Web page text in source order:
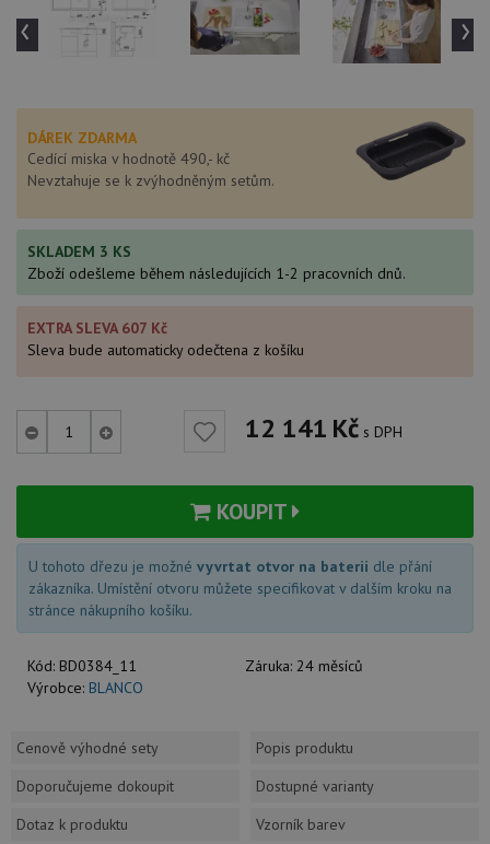
‹ ›
DÁREK ZDARMA
Cedící miska v hodnotě 490,- kč
Nevztahuje se k zvýhodněným setům.
SKLADEM 3 KS
Zboží odešleme během následujících 1-2 pracovních dnů.
EXTRA SLEVA 607 Kč
Sleva bude automaticky odečtena z košíku
12 141 Kč s DPH
KOUPIT
U tohoto dřezu je možné vyvrtat otvor na baterii dle přání
zákazníka. Umístění otvoru můžete specifikovat v dalším kroku na
stránce nákupního košíku.
Kód: BD0384_11 Záruka: 24 měsíců
Výrobce: BLANCO
Cenově výhodné sety
Popis produktu
Doporučujeme dokoupit
Dostupné varianty
Dotaz k produktu
Vzorník barev